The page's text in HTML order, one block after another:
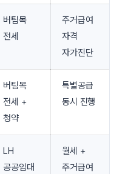
버팀목
전세
주거급여
자격
자가진단
버팀목
전세 +
청약
특별공급
동시 진행
LH
공공임대
월세 +
주거급여